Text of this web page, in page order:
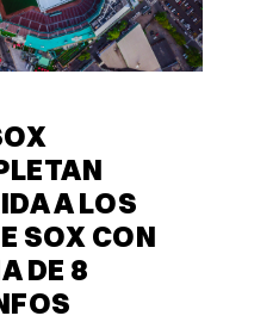
A LOS
SOX CON
DE 8